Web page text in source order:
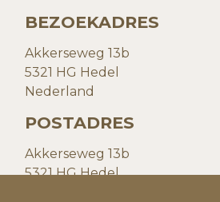
BEZOEKADRES
Akkerseweg 13b
5321 HG Hedel
Nederland
POSTADRES
Akkerseweg 13b
5321 HG Hedel